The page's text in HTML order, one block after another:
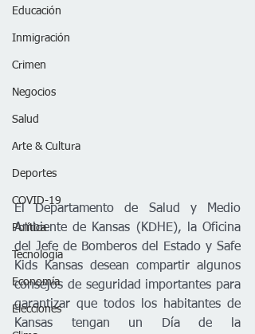
Educación
Inmigración
Crimen
Negocios
Salud
Arte & Cultura
Deportes
COVID-19
Política
Tecnología
Economía
Elecciones
El Departamento de Salud y Medio
Ambiente de Kansas (KDHE), la Oficina
del Jefe de Bomberos del Estado y Safe
Kids Kansas desean compartir algunos
consejos de seguridad importantes para
garantizar que todos los habitantes de
Kansas tengan un Día de la